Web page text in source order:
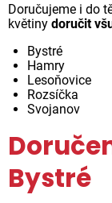
Doručujeme i do
květiny doručit
Bystré
Hamry
Lesoňovice
Rozsíčka
Svojanov
Bystré